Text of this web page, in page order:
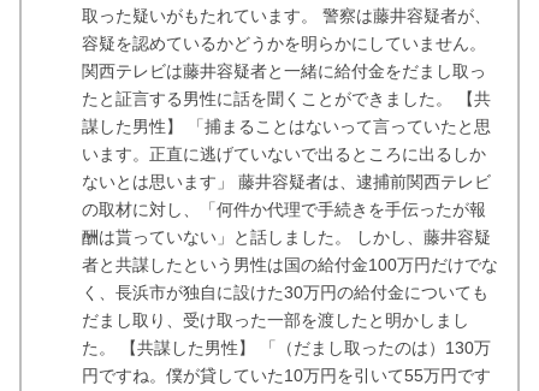
取った疑いがもたれています。 警察は藤井容疑者が、
容疑を認めているかどうかを明らかにしていません。
関西テレビは藤井容疑者と一緒に給付金をだまし取っ
たと証言する男性に話を聞くことができました。 【共
謀した男性】 「捕まることはないって言っていたと思
います。正直に逃げていないで出るところに出るしか
ないとは思います」 藤井容疑者は、逮捕前関西テレビ
の取材に対し、「何件か代理で手続きを手伝ったが報
酬は貰っていない」と話しました。 しかし、藤井容疑
者と共謀したという男性は国の給付金100万円だけでな
く、長浜市が独自に設けた30万円の給付金についても
だまし取り、受け取った一部を渡したと明かしまし
た。 【共謀した男性】 「（だまし取ったのは）130万
円ですね。僕が貸していた10万円を引いて55万円です